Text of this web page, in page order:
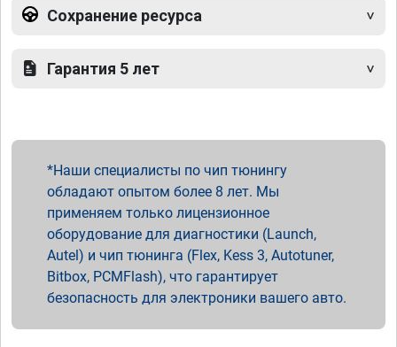
Сохранение ресурса
Гарантия 5 лет
Наши специалисты по чип тюнингу
обладают опытом более 8 лет. Мы
применяем только лицензионное
оборудование для диагностики (Launch,
Autel) и чип тюнинга (Flex, Kess 3, Autotuner,
Bitbox, PCMFlash), что гарантирует
безопасность для электроники вашего авто.